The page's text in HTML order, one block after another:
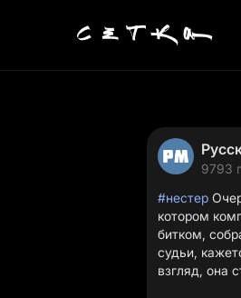
9793
#нестер
котором
битком,
судьи,
взгляд, она